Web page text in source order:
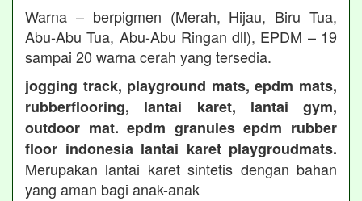
Warna – berpigmen (Merah, Hijau, Biru Tua,
Abu-Abu Tua, Abu-Abu Ringan dll), EPDM – 19
sampai 20 warna cerah yang tersedia.
jogging track, playground mats, epdm mats,
rubberflooring, lantai karet, lantai gym,
outdoor mat. epdm granules epdm rubber
floor indonesia lantai karet playgroudmats.
Merupakan lantai karet sintetis dengan bahan
yang aman bagi anak-anak